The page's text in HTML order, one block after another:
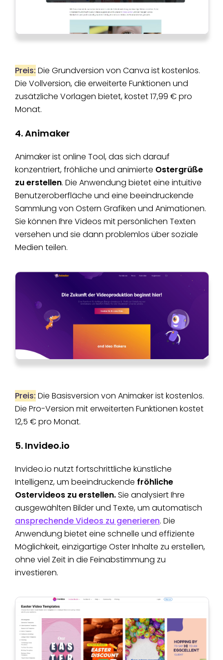
Preis: Die Grundversion von Canva ist kostenlos.
Die Vollversion, die erweiterte Funktionen und
zusätzliche Vorlagen bietet, kostet 17,99 € pro
Monat.
4. Animaker
Animaker ist online Tool, das sich darauf
konzentriert, fröhliche und animierte Ostergrüße
zu erstellen. Die Anwendung bietet eine intuitive
Benutzeroberfläche und eine beeindruckende
Sammlung von Ostern Grafiken und Animationen.
Sie können Ihre Videos mit persönlichen Texten
versehen und sie dann problemlos über soziale
Medien teilen.
Preis: Die Basisversion von Animaker ist kostenlos.
Die Pro-Version mit erweiterten Funktionen kostet
12,5 € pro Monat.
5. Invideo.io
Invideo.io nutzt fortschrittliche künstliche
Intelligenz, um beeindruckende fröhliche
Ostervideos zu erstellen.Sie analysiert Ihre
ausgewählten Bilder und Texte, um automatisch
ansprechende Videos zu generieren. Die
Anwendung bietet eine schnelle und effiziente
Möglichkeit, einzigartige Oster Inhalte zu erstellen,
ohne viel Zeit in die Feinabstimmung zu
investieren.